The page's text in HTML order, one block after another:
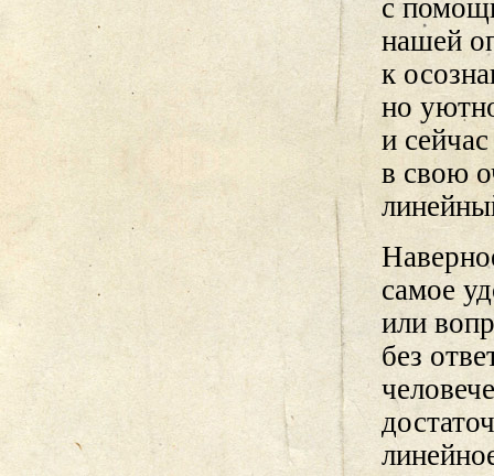
с
нашей
к
но
и
в свою
самое
или
без